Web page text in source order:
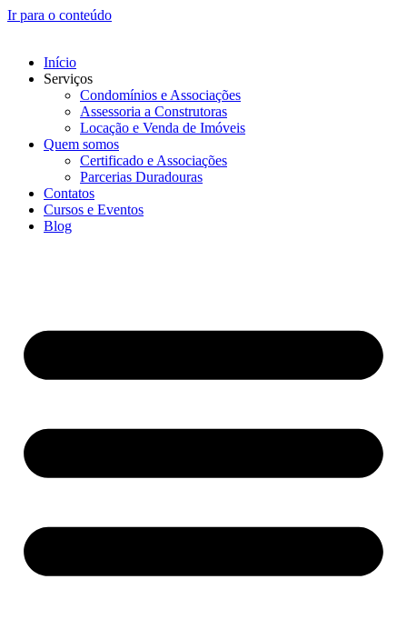
Ir para o conteúdo
Início
Serviços
Condomínios e Associações
Assessoria a Construtoras
Locação e Venda de Imóveis
Quem somos
Certificado e Associações
Parcerias Duradouras
Contatos
Cursos e Eventos
Blog